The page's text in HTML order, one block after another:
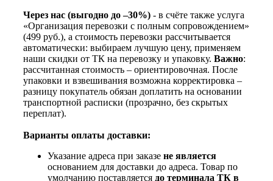
Через нас (выгодно до –30%) - в счёте также услуга
«Организация перевозки с полным сопровождением»
(499 руб.), а стоимость перевозки рассчитывается
автоматически: выбираем лучшую цену, применяем
наши скидки от ТК на перевозку и упаковку. Важно:
рассчитанная стоимость – ориентировочная. После
упаковки и взвешивания возможна корректировка –
разницу покупатель обязан доплатить на основании
транспортной расписки (прозрачно, без скрытых
переплат).
Варианты оплаты доставки:
Указание адреса при заказе не является
основанием для доставки до адреса. Товар по
умолчанию поставляется до терминала ТК в